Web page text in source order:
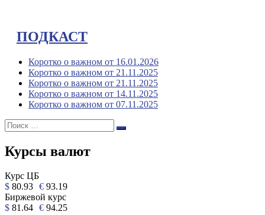
ПОДКАСТ
Коротко о важном от 16.01.2026
Коротко о важном от 21.11.2025
Коротко о важном от 21.11.2025
Коротко о важном от 14.11.2025
Коротко о важном от 07.11.2025
Поиск:
Поиск
Курсы валют
Курс ЦБ
$ 80.93 € 93.19
Биржевой курс
$ 81.64 € 94.25